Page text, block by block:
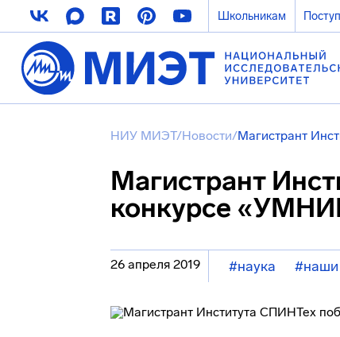
Школьникам
НИУ МИЭТ/Новости/Магистрант
Магистрант
конкурсе
26 апреля 2019 #наука